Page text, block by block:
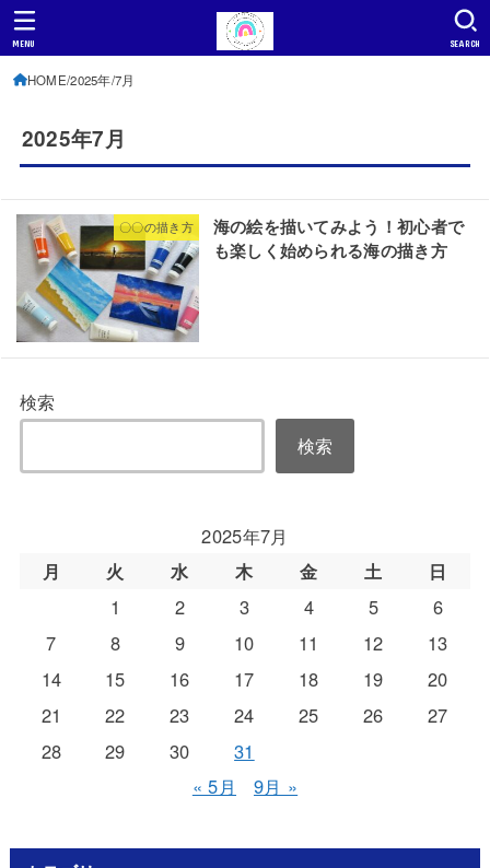
SEARCH
MENU
HOME 2025年 7月
2025年7月
〇〇の描き方
海の絵を描いてみよう！初心者で
も楽しく始められる海の描き方
検索
検索
2025年7月
月
火 水 木 金 土
日
1
2 3 4 5
6
7
8 9 10 11 12
13
14
15 16 17 18 19
20
21
22 23 24 25 26
27
28
29 30
31
« 5月
9月 »